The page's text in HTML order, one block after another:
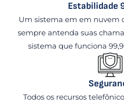
Estabilidade
Um sistema em em nuvem
sempre antenda suas
sistema que funciona
Todos os recursos